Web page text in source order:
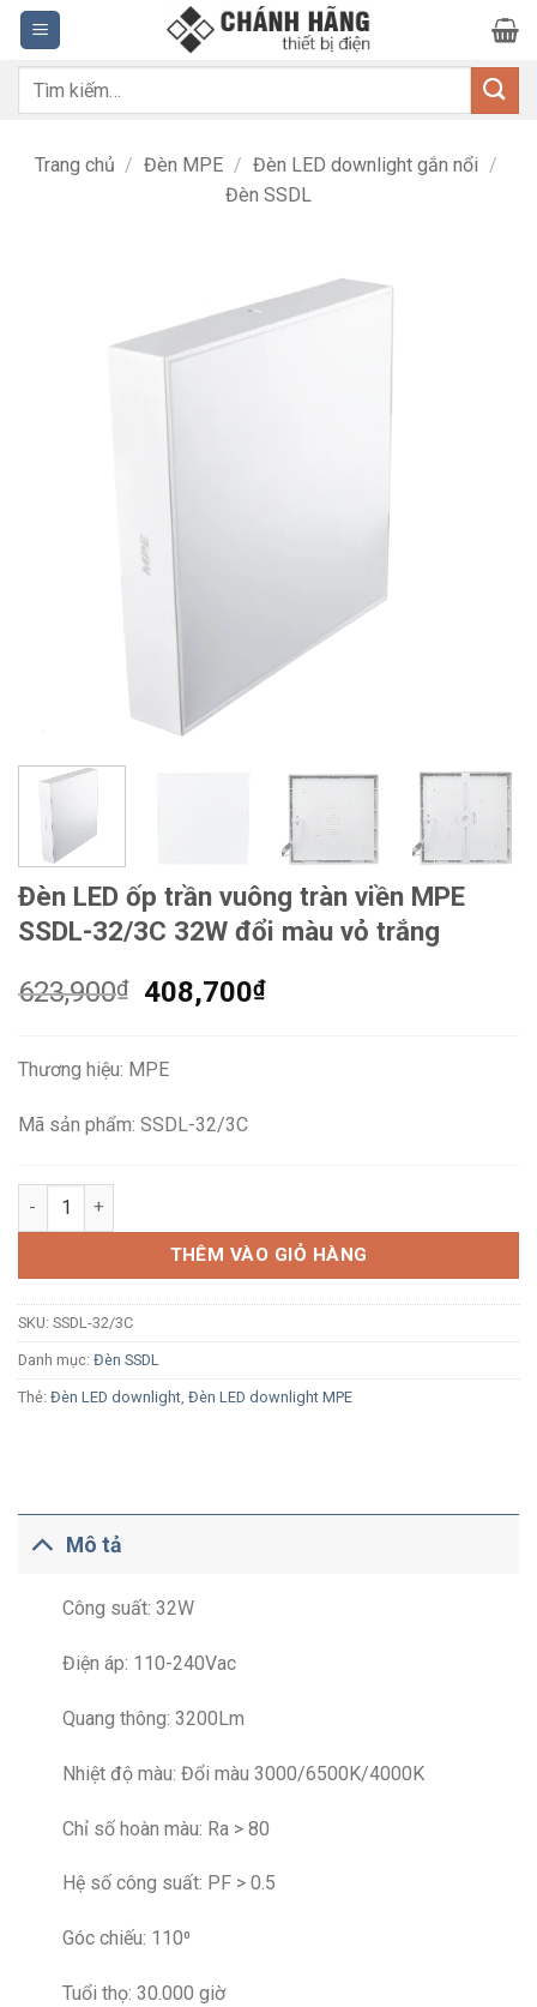
Bỏ
qua
nội
dung
Tìm
Trang chủ / Đèn MPE / Đèn LED downlight gắn nổi /
Đèn SSDL
Đèn LED ốp trần vuông tràn viền MPE
SSDL-32/3C 32W đổi màu vỏ trắng
623,900₫
Giá
623,900₫.
408,700₫Giá
Thương hiệu: MPE
Mã sản phẩm: SSDL-32/3C
Đèn LED ốp trần vuông tràn viền MPE SSDL-32/3C 32W đổi
THÊM VÀO GIỎ HÀNG
SKU: SSDL-32/3C
Danh mục: Đèn SSDL
Thẻ: Đèn LED downlight Đèn LED downlight MPE
Mô tả
Công suất: 32W
Điện áp: 110-240Vac
Quang thông: 3200Lm
Nhiệt độ màu: Đổi màu 3000/6500K/4000K
Chỉ số hoàn màu: Ra > 80
Hệ số công suất: PF > 0.5
Góc chiếu: 110⁰
Tuổi thọ: 30.000 giờ